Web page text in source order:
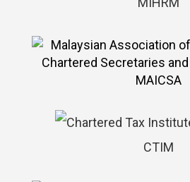
MAICSA
CTIM